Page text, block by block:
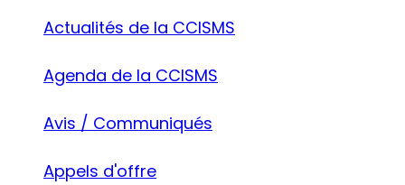
Actualités de la CCISMS
Agenda de la CCISMS
Avis / Communiqués
Appels d'offre